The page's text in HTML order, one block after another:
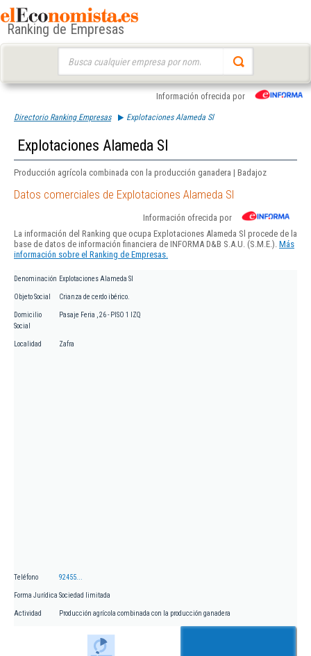
Ranking de Empresas
Información ofrecida por
Directorio Ranking Empresas Explotaciones Alameda Sl
Explotaciones Alameda Sl
Producción agrícola combinada con la producción ganadera | Badajoz
Datos comerciales de Explotaciones Alameda Sl
Información ofrecida por
La información del Ranking que ocupa Explotaciones Alameda Sl procede de la
base de datos de información financiera de INFORMA D&B S.A.U. (S.M.E.). Más
información sobre el Ranking de Empresas.
Denominación Explotaciones Alameda Sl
Objeto Social Crianza de cerdo ibérico.
Domicilio
Social
Pasaje Feria , 26 - PISO 1 IZQ
Localidad Zafra
Teléfono 92455...
Forma Jurídica Sociedad limitada
Actividad Producción agrícola combinada con la producción ganadera